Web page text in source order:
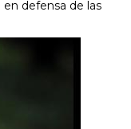
defensa de las